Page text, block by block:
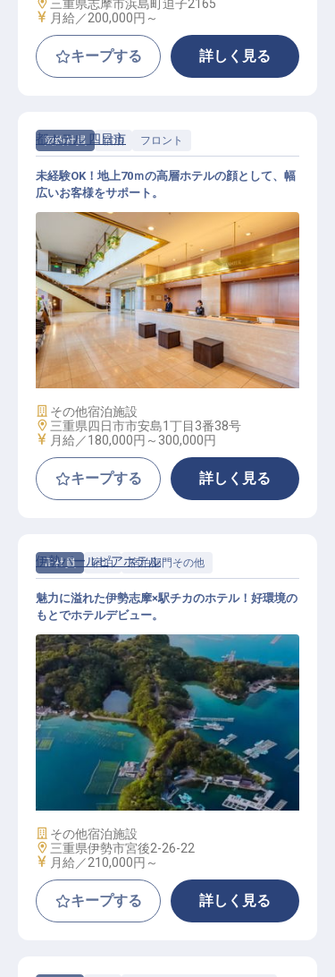
三重県志摩市浜島町迫子2165
給与
月給／200,000円～
キープする 詳しく見る
契約社員 宿泊 フロント
フロント│正社員登用／公休月9日／
1食250円の食堂あり／近鉄グループ
都ホテル 四日市
未経験OK！地上70ｍの高層ホテルの顔として、幅
広いお客様をサポート。
施設業態
その他宿泊施設
勤務地
三重県四日市市安島1丁目3番38号
給与
月給／180,000円～ 300,000円
キープする 詳しく見る
正社員 宿泊 宿泊部門その他
ホテル総合職│引越し費用補助／賞
与実績3カ月／月2万円～借上げ社宅
伊勢パールピアホテル
魅力に溢れた伊勢志摩×駅チカのホテル！好環境の
もとでホテルデビュー。
施設業態
その他宿泊施設
勤務地
三重県伊勢市宮後2-26-22
給与
月給／210,000円～
キープする 詳しく見る